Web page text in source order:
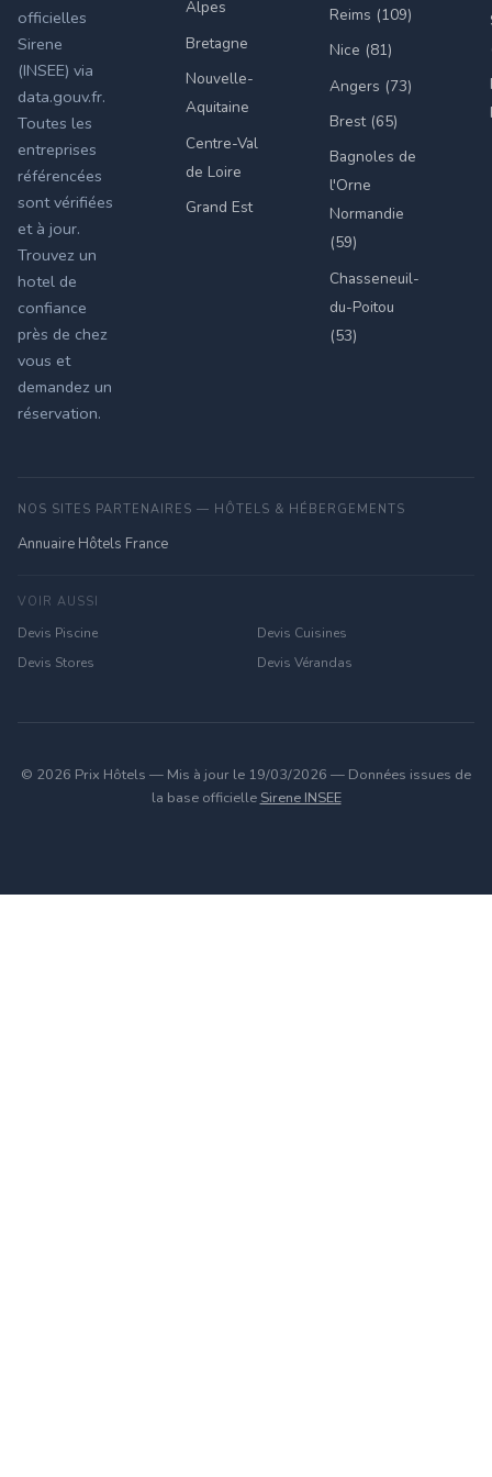
officielles
Sirene
(INSEE) via
data.gouv.fr.
Toutes les
entreprises
référencées
sont vérifiées
et à jour.
Trouvez un
hotel de
confiance
près de chez
vous et
demandez un
réservation.
Alpes
Bretagne
Nouvelle-
Aquitaine
Centre-Val
de Loire
Grand Est
Reims (109)
Nice (81)
Angers (73)
Brest (65)
Bagnoles de
l'Orne
Normandie
(59)
Chasseneuil-
du-Poitou
(53)
NOS SITES PARTENAIRES — HÔTELS & HÉBERGEMENTS
Annuaire Hôtels France
VOIR AUSSI
Devis Piscine
Devis Cuisines
Devis Stores
Devis Vérandas
© 2026 Prix Hôtels — Mis à jour le 19/03/2026 — Données issues de
la base officielle Sirene INSEE